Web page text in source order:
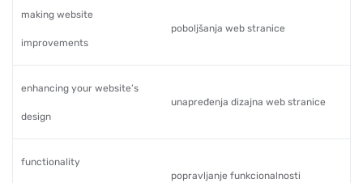
making website
improvements
poboljšanja web stranice
enhancing your website’s
design
unapređenja dizajna web stranice
functionality
popravljanje funkcionalnosti